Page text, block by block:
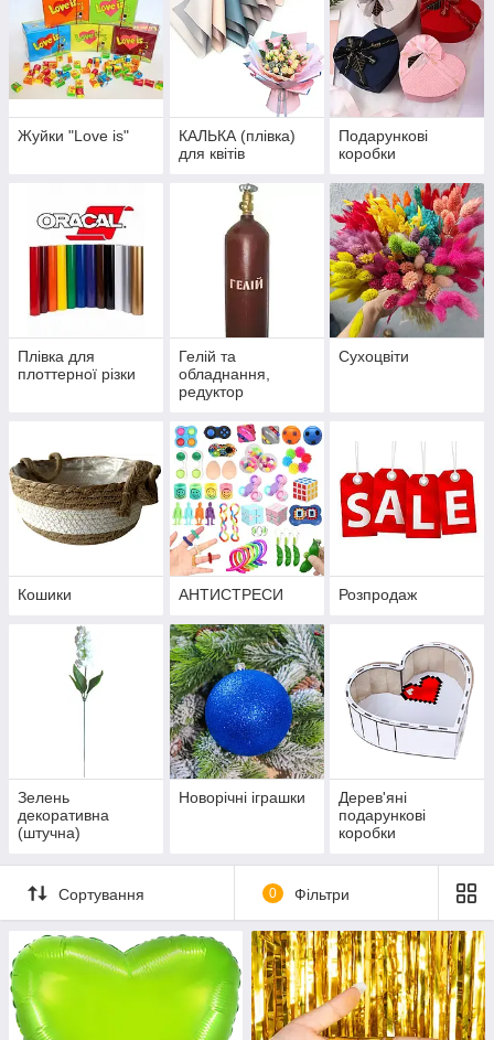
Жуйки "Love is"
КАЛЬКА (плівка)
для квітів
Подарункові
коробки
Плівка для
плоттерної різки
Гелій та
обладнання,
редуктор
Сухоцвіти
Кошики АНТИСТРЕСИ Розпродаж
Зелень
декоративна
(штучна)
Новорічні іграшки
Дерев'яні
подарункові
коробки
Сортування 0 Фільтри